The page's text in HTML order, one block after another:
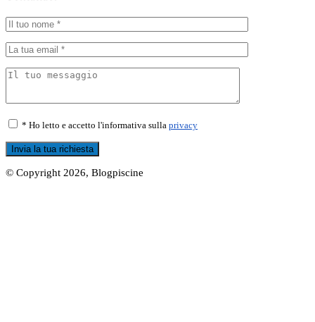
* Ho letto e accetto l'informativa sulla privacy
© Copyright 2026, Blogpiscine